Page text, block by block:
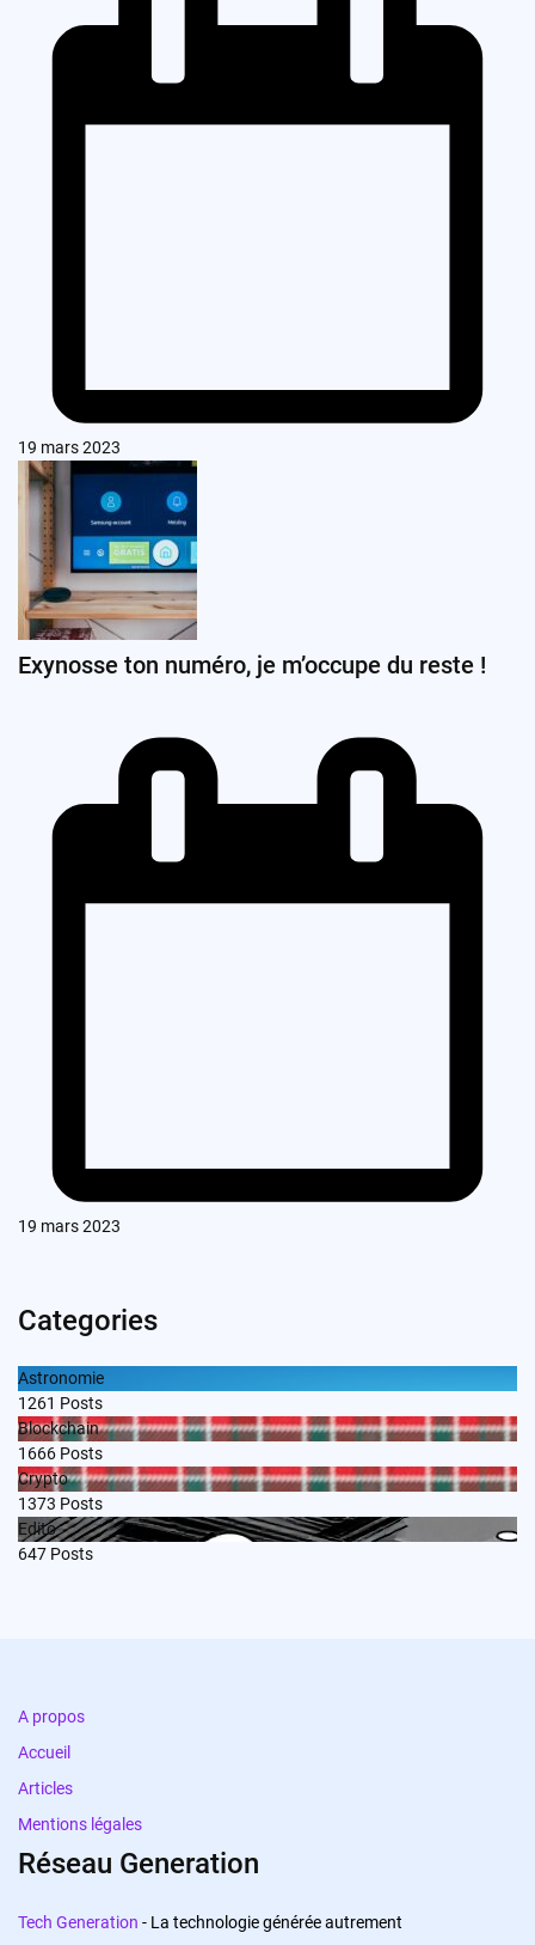
19 mars 2023
Exynosse ton numéro, je m’occupe du reste !
19 mars 2023
Categories
Astronomie
1261 Posts
Blockchain
1666 Posts
Crypto
1373 Posts
Edito
647 Posts
A propos
Accueil
Articles
Mentions légales
Réseau Generation
Tech Generation - La technologie générée autrement